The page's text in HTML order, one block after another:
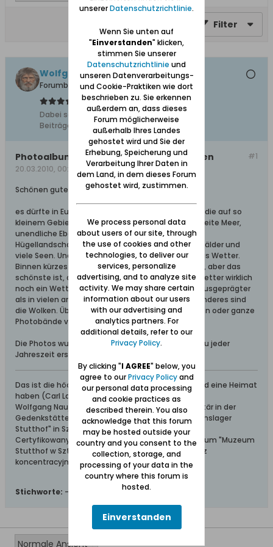
Filter
Wolfgang
Forumbetreiber
Dabei seit:
10.02.2008
Beiträge:
11627
#1
Photoalbum: Im Wechsel der Jahreszeiten
20.03.2010, 00:18
Schönen guten Abend,
es dürfte in Europa nur wenige Landstriche geben, die auf so
kleinem Gebiet so viel Abwechslung bieten. Das weite Meer,
unendliche Ebenen, sanft gewellte Dünen- und
Hügellandschaften, Höhen, die Weichsel, dunkle Wälder und
viele Seen. Und genauso abwechslungsreich ist das Wetter.
Binnen kürzester Zeit gibt es Wetterumschwünge, aber das
schönste ist, dass in Danzig und Umgebung ein Wetter wirklich
noch ein Wetter ist. Die Jahreszeiten sind meist ausgeprägter
als in vielen anderen Gegenden. Etwas ganz besonderes sind
die Wolken. Über sie könnte man Romane schreiben oder ganze
Photobände verlegen.
Die Photos wurden von mir in den letzten Jahren zu jeder
Jahreszeit erstellt:
Das ist die höchste aller Gaben: Geborgen sein und eine Heimat
haben (Carl Lange)
Wolfgang Naujocks: Zertifizierter Führer und Volontär in der
Gedenkstätte/Museum "Deutsches Konzentrationslager
Stutthof" in Sztutowo
Certyfikowany przewodnik i wolontariusz po muzeum "Muzeum
Stutthof w Sztutowie - Niemiecki nazistowski obóz
koncentracyjny i zagłady"
Stichworte: -
unsererDatenschutzrichtlinie.
Wenn Sie unten auf
"Einverstanden" klicken,
stimmen Sie unserer
Datenschutzrichtlinie und
unseren Datenverarbeitungs-
und Cookie-Praktiken wie dort
beschrieben zu. Sie erkennen
außerdem an, dass dieses
Forum möglicherweise
außerhalb Ihres Landes
gehostet wird und Sie der
Erhebung, Speicherung und
Verarbeitung Ihrer Daten in
dem Land, in dem dieses Forum
gehostet wird, zustimmen.
We process personal data
about users of our site, through
the use of cookies and other
technologies, to deliver our
services, personalize
advertising, and to analyze site
activity. We may share certain
information about our users
with our advertising and
analytics partners. For
additional details, refer to our
Privacy Policy.
By clicking "I AGREE" below, you
agree to ourPrivacy Policyand
our personal data processing
and cookie practices as
described therein. You also
acknowledge that this forum
may be hosted outside your
country and you consent to the
collection, storage, and
processing of your data in the
country where this forum is
hosted.
Einverstanden